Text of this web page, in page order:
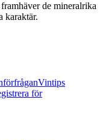
de mineralrika
karaktär.
Vintips
för